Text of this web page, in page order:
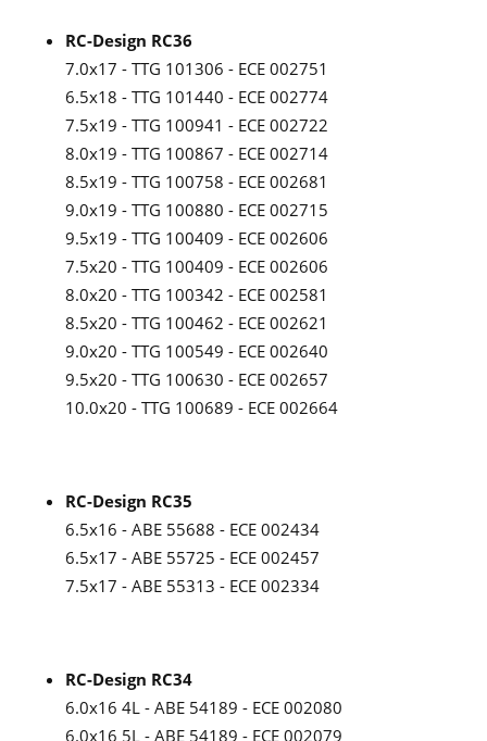
RC-Design RC36
7.0x17 - TTG 101306 - ECE 002751
6.5x18 - TTG 101440 - ECE 002774
7.5x19 - TTG 100941 - ECE 002722
8.0x19 - TTG 100867 - ECE 002714
8.5x19 - TTG 100758 - ECE 002681
9.0x19 - TTG 100880 - ECE 002715
9.5x19 - TTG 100409 - ECE 002606
7.5x20 - TTG 100409 - ECE 002606
8.0x20 - TTG 100342 - ECE 002581
8.5x20 - TTG 100462 - ECE 002621
9.0x20 - TTG 100549 - ECE 002640
9.5x20 - TTG 100630 - ECE 002657
10.0x20 - TTG 100689 - ECE 002664
RC-Design RC35
6.5x16 - ABE 55688 - ECE 002434
6.5x17 - ABE 55725 - ECE 002457
7.5x17 - ABE 55313 - ECE 002334
RC-Design RC34
6.0x16 4L - ABE 54189 - ECE 002080
6.0x16 5L - ABE 54189 - ECE 002079